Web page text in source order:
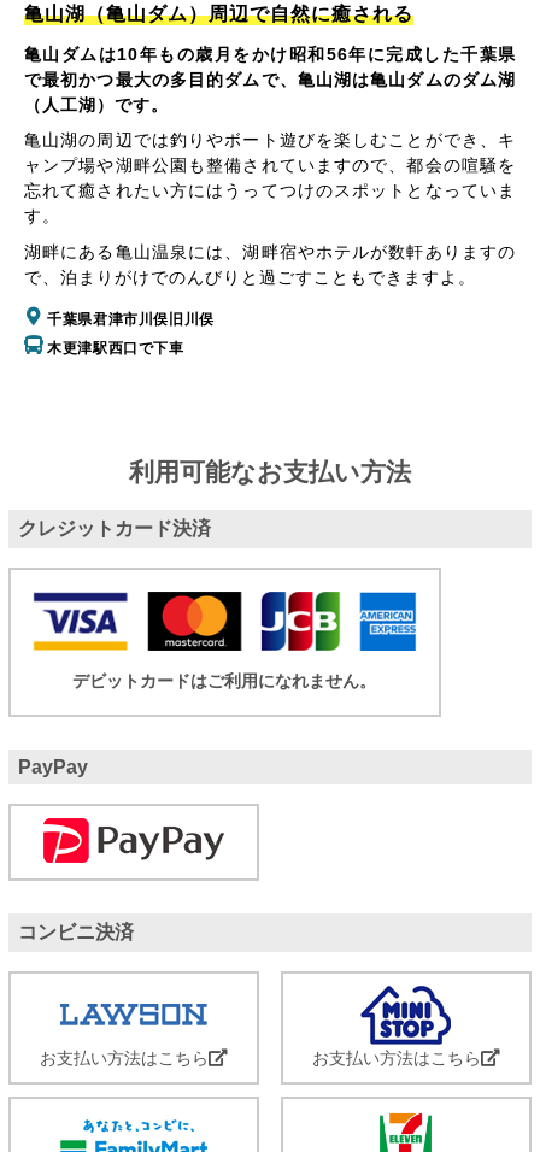
亀山湖（亀山ダム）周辺で自然に癒される
亀山ダムは10年もの歳月をかけ昭和56年に完成した千葉県
で最初かつ最大の多目的ダムで、亀山湖は亀山ダムのダム湖
（人工湖）です。
亀山湖の周辺では釣りやボート遊びを楽しむことができ、キ
ャンプ場や湖畔公園も整備されていますので、都会の喧騒を
忘れて癒されたい方にはうってつけのスポットとなっていま
す。
湖畔にある亀山温泉には、湖畔宿やホテルが数軒ありますの
で、泊まりがけでのんびりと過ごすこともできますよ。
千葉県君津市川俣旧川俣
木更津駅西口で下車
利用可能なお支払い方法
クレジットカード決済
デビットカードはご利用になれません。
PayPay
コンビニ決済
お支払い方法はこちら お支払い方法はこちら